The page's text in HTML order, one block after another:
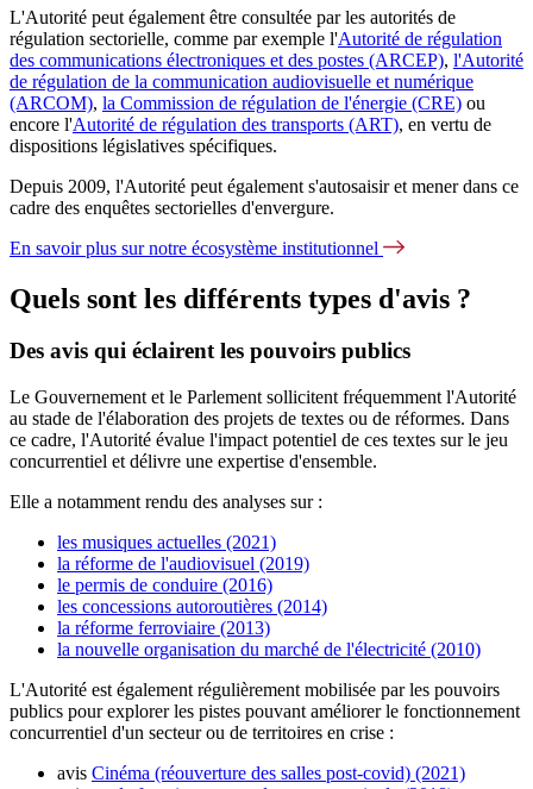
L'Autorité peut également être consultée par les autorités de
régulation sectorielle, comme par exemple l'Autorité de régulation
des communications électroniques et des postes (ARCEP), l'Autorité
de régulation de la communication audiovisuelle et numérique
(ARCOM), la Commission de régulation de l'énergie (CRE) ou
encore l'Autorité de régulation des transports (ART), en vertu de
dispositions législatives spécifiques.
Depuis 2009, l'Autorité peut également s'autosaisir et mener dans ce
cadre des enquêtes sectorielles d'envergure.
En savoir plus sur notre écosystème institutionnel
Quels sont les différents types d'avis ?
Des avis qui éclairent les pouvoirs publics
Le Gouvernement et le Parlement sollicitent fréquemment l'Autorité
au stade de l'élaboration des projets de textes ou de réformes. Dans
ce cadre, l'Autorité évalue l'impact potentiel de ces textes sur le jeu
concurrentiel et délivre une expertise d'ensemble.
Elle a notamment rendu des analyses sur :
les musiques actuelles (2021)
la réforme de l'audiovisuel (2019)
le permis de conduire (2016)
les concessions autoroutières (2014)
la réforme ferroviaire (2013)
la nouvelle organisation du marché de l'électricité (2010)
L'Autorité est également régulièrement mobilisée par les pouvoirs
publics pour explorer les pistes pouvant améliorer le fonctionnement
concurrentiel d'un secteur ou de territoires en crise :
avis Cinéma (réouverture des salles post-covid) (2021)